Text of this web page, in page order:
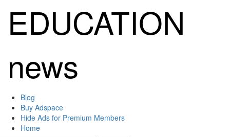
content
EDUCATION
news
Primary
Menu
Blog
Buy Adspace
Hide Ads for Premium Members
Home